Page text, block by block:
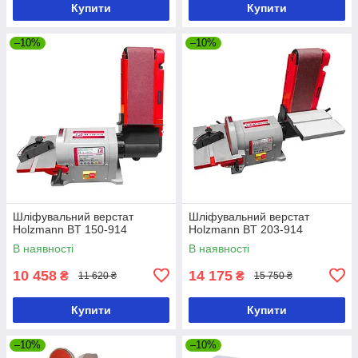
Купити Купити
–10%
Шліфувальний верстат
Holzmann BT 150-914
В наявності
10 458 ₴ 11 620 ₴
Купити
–10%
Шліфувальний верстат
Holzmann BT 203-914
В наявності
14 175 ₴ 15 750 ₴
Купити
–10% –10%